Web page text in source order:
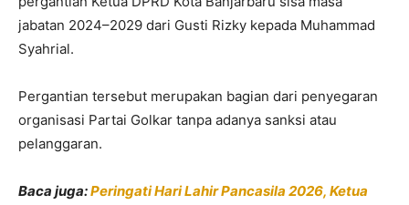
jabatan 2024–2029 dari Gusti Rizky kepada Muhammad
Syahrial.
Pergantian tersebut merupakan bagian dari penyegaran
organisasi Partai Golkar tanpa adanya sanksi atau
pelanggaran.
Baca juga:Peringati Hari Lahir Pancasila 2026, Ketua